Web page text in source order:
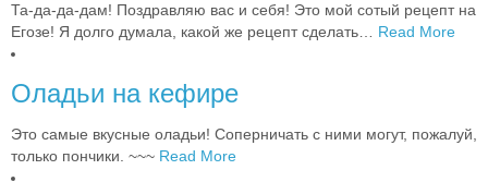
Та-да-да-дам! Поздравляю вас и себя! Это мой сотый рецепт на
Егозе! Я долго думала, какой же рецепт сделать… Read More
Оладьи на кефире
Это самые вкусные оладьи! Соперничать с ними могут, пожалуй,
только пончики. ~~~ Read More